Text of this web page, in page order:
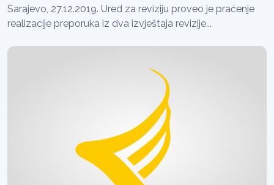
Sarajevo, 27.12.2019. Ured za reviziju proveo je praćenje
realizacije preporuka iz dva izvještaja revizije...